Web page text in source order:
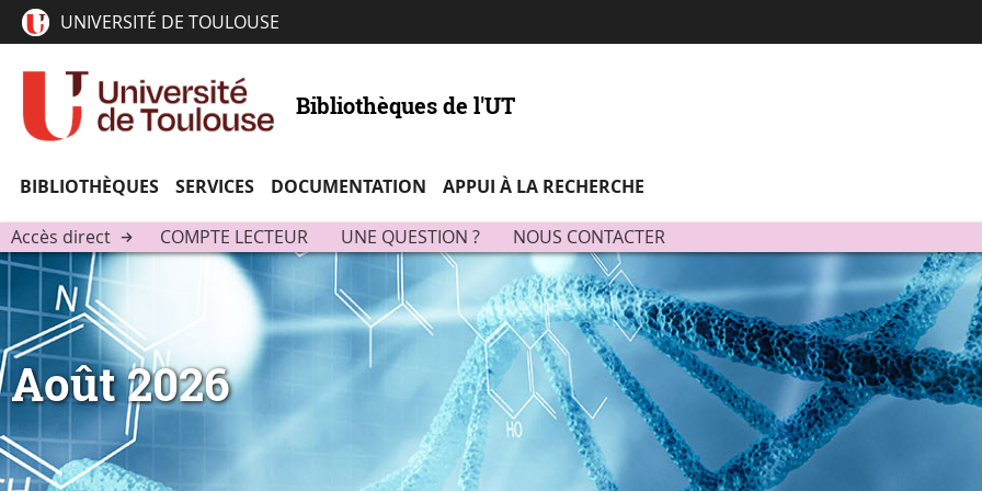
au
directs
UNIVERSITÉ DE TOULOUSE
Bibliothèques de l'UT
BIBLIOTHÈQUES SERVICES DOCUMENTATION APPUI À LA RECHERCHE
Accès direct COMPTE LECTEUR UNE QUESTION ? NOUS CONTACTER
Août 2026